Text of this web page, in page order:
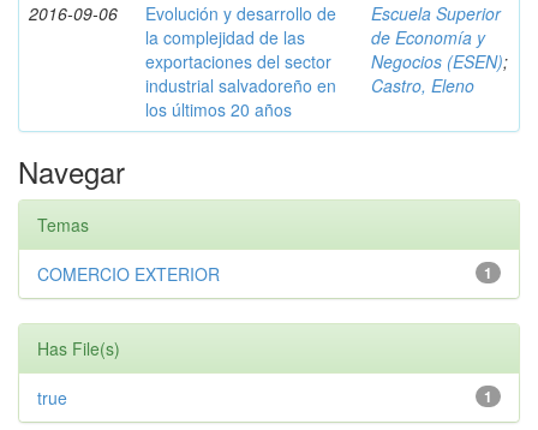
2016-09-06
Evolución y desarrollo de
la complejidad de las
exportaciones del sector
industrial salvadoreño en
los últimos 20 años
Escuela Superior
de Economía y
Negocios (ESEN);
Castro, Eleno
Navegar
Temas
1
COMERCIO EXTERIOR
Has File(s)
1
true